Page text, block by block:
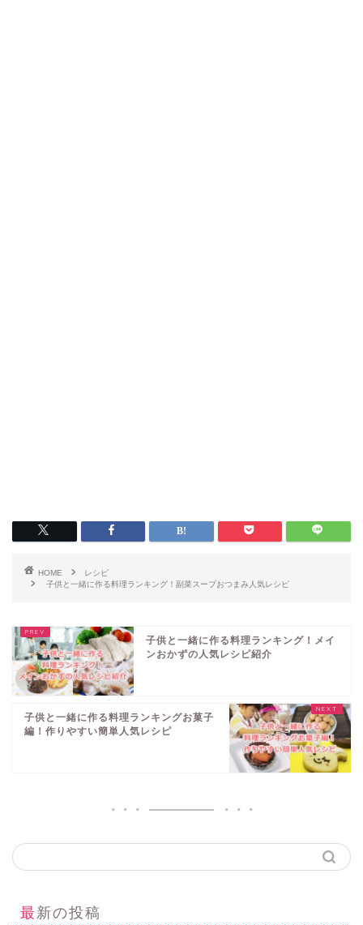
HOME
レシピ
子供と一緒に作る料理ランキング！副菜スープおつまみ人気レシピ
子供と一緒に作る料理ランキング！メイ
ンおかずの人気レシピ紹介
子供と一緒に作る料理ランキングお菓子
編！作りやすい簡単人気レシピ
最新の投稿